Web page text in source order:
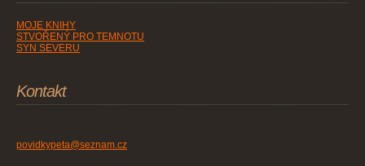
MOJE KNIHY
STVOŘENÝ PRO TEMNOTU
SYN SEVERU
Kontakt
povidkypeta@seznam.cz